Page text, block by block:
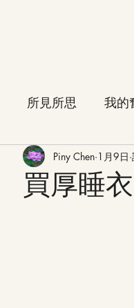
所見所思 我的
買厚睡衣
Piny Chen 1月9日